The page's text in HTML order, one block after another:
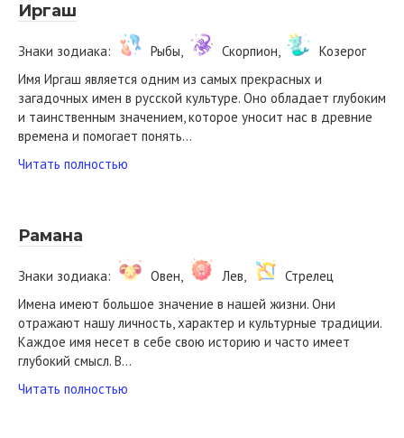
Иргаш
Знаки зодиака: Рыбы, Скорпион,
Козерог
Имя Иргаш является одним из самых прекрасных и
загадочных имен в русской культуре. Оно обладает глубоким
и таинственным значением, которое уносит нас в древние
времена и помогает понять…
Читать полностью
Рамана
Знаки зодиака: Овен, Лев,
Стрелец
Имена имеют большое значение в нашей жизни. Они
отражают нашу личность, характер и культурные традиции.
Каждое имя несет в себе свою историю и часто имеет
глубокий смысл. В…
Читать полностью